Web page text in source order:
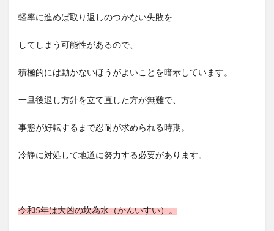
軽率に進めば取り返しのつかない失敗を
してしまう可能性があるので、
積極的には動かないほうがよいことを暗示しています。
一旦後退し方針を立て直した方が無難で、
事態が好転するまで忍耐が求められる時期。
冷静に対処して地道に努力する必要があります。
令和5年は大凶の坎為水（かんいすい）。